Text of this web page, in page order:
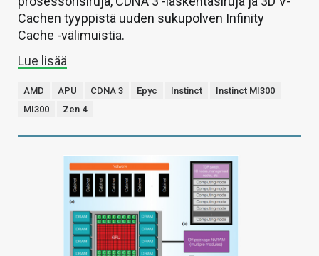
Cachen tyyppistä uuden sukupolven Infinity
Cache -välimuistia.
Lue lisää
AMD APU CDNA 3 Epyc Instinct
Instinct MI300
MI300
Zen 4